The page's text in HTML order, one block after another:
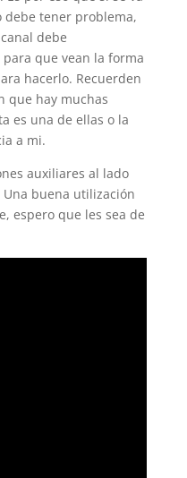
debe tener problema,
debe
que vean la forma
hacerlo. Recuerden
que hay muchas
es una de ellas o la
a mi.
auxiliares al lado
Una buena utilización
espero que les sea de